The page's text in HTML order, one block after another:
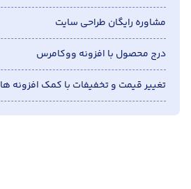
مشاوره رایگان طراحی سایت
درج محصول با افزونه ووکامرس
تغییر قیمت و تخفیفات با کمک افزونه ها